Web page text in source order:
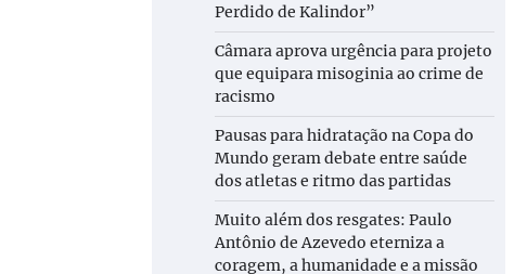
Perdido de Kalindor”
Câmara aprova urgência para projeto
que equipara misoginia ao crime de
racismo
Pausas para hidratação na Copa do
Mundo geram debate entre saúde
dos atletas e ritmo das partidas
Muito além dos resgates: Paulo
Antônio de Azevedo eterniza a
coragem, a humanidade e a missão